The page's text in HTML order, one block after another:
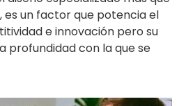
es un factor que potencia el
e innovación pero su
profundidad con la que se